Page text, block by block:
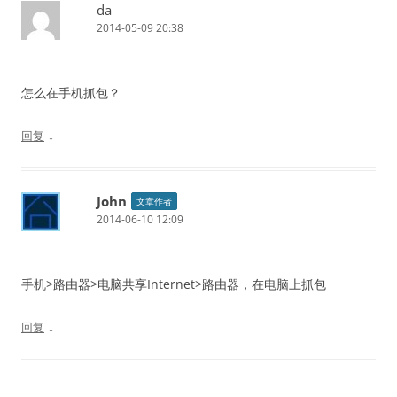
da
2014-05-09 20:38
怎么在手机抓包？
回复 ↓
John 文章作者
2014-06-10 12:09
手机>路由器>电脑共享Internet>路由器，在电脑上抓包
回复 ↓